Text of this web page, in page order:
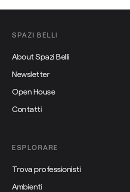
SPAZI BELLI
About Spazi Belli
Newsletter
Open House
Contatti
ESPLORARE
Trova professionisti
Ambienti